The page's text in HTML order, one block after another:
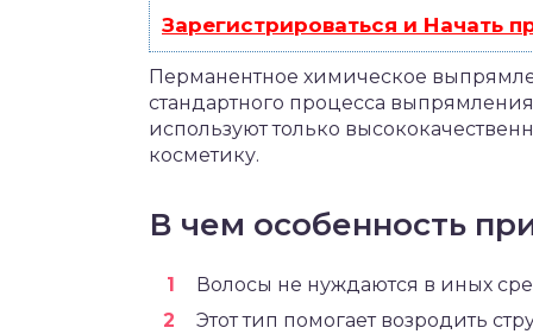
Зарегистрироваться и Начать
Перманентное химическое
стандартного процесса
используют только
косметику.
В чем особенность
Волосы не нуждаются в иных
Этот тип помогает возродить